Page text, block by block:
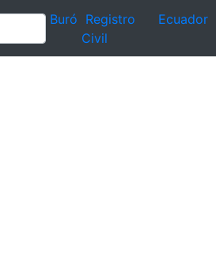
Buró Registro
Civil
Ecuador